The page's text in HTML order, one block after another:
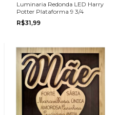
Luminaria Redonda LED Harry
Potter Plataforma 9 3/4
R$31,99